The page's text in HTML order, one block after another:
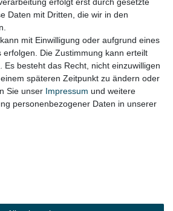
etwa 1 bis 3 Werktage
Daten mit Dritten, die wir in den
mit Einwilligung oder aufgrund eines
erfolgen. Die Zustimmung kann erteilt
Es besteht das Recht, nicht einzuwilligen
späteren Zeitpunkt zu ändern oder
Sie unser Impressum und weitere
personenbezogener Daten in unserer
2026 | Alle Rechte vorbehalten.